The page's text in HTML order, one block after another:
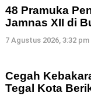
48 Pramuka
Jamnas XII di
7 Agustus 2026, 3:32 pm
Cegah
Tegal Kota